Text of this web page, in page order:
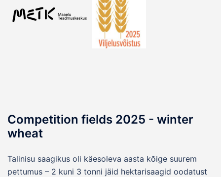
Competition fields 2025 - winter
wheat
Talinisu saagikus oli käesoleva aasta kõige suurem
pettumus – 2 kuni 3 tonni jäid hektarisaagid oodatust